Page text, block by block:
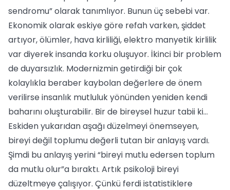
sendromu” olarak tanımlıyor. Bunun üç sebebi var.
Ekonomik olarak eskiye göre refah varken, şiddet
artıyor, ölümler, hava kirliliği, elektro manyetik kirlilik
var diyerek insanda korku oluşuyor. İkinci bir problem
de duyarsızlık. Modernizmin getirdiği bir çok
kolaylıkla beraber kaybolan değerlere de önem
verilirse insanlık mutluluk yönünden yeniden kendi
baharını oluşturabilir. Bir de bireysel huzur tabii ki...
Eskiden yukarıdan aşağı düzelmeyi önemseyen,
bireyi değil toplumu değerli tutan bir anlayış vardı.
Şimdi bu anlayış yerini “bireyi mutlu edersen toplum
da mutlu olur”a bıraktı. Artık psikoloji bireyi
düzeltmeye çalışıyor. Çünkü ferdi istatistiklere